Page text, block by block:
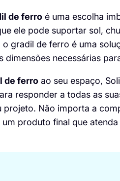
de ferroé uma escolha
ele pode suportar sol,
gradil de ferro é uma
necessárias
de ferroao seu espaço,
responder a todas as
Não importa a
produto final que atenda